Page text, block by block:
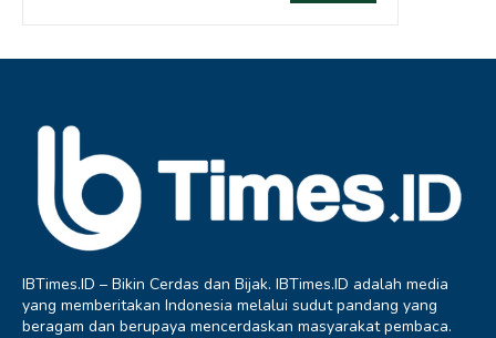
IBTimes.ID – Bikin Cerdas dan Bijak. IBTimes.ID adalah media
yang memberitakan Indonesia melalui sudut pandang yang
beragam dan berupaya mencerdaskan masyarakat pembaca.